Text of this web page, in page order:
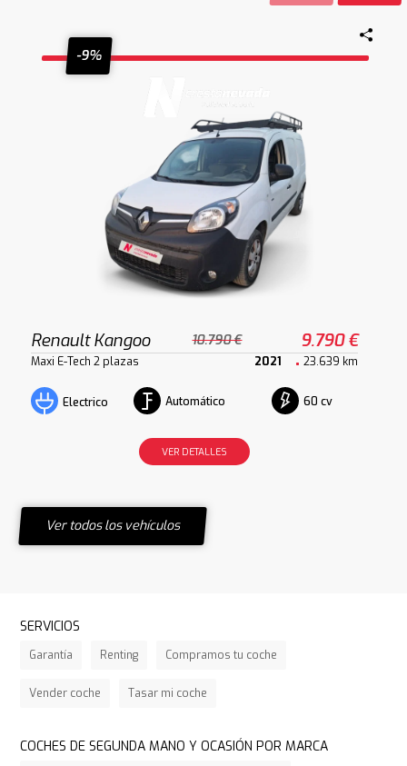
-9%
Renault Kangoo 10.790 € 9.790 €
Maxi E-Tech 2 plazas 2021 23.639 km
Electrico Automático 60 cv
VER DETALLES
Ver todos los vehículos
SERVICIOS
Garantía Renting Compramos tu coche
Vender coche Tasar mi coche
COCHES DE SEGUNDA MANO Y OCASIÓN POR MARCA